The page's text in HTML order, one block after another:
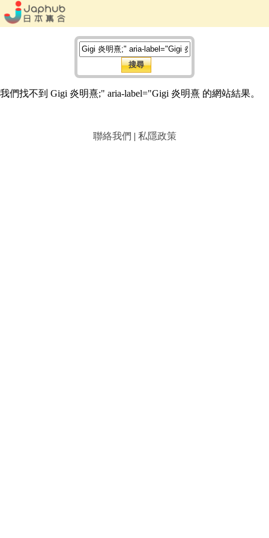
我們找不到 Gigi 炎明熹;" aria-label="Gigi 炎明熹 的網站結果。
聯絡我們 | 私隱政策